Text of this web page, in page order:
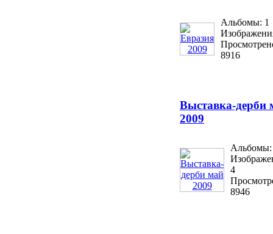
Альбомы: 1
8916
Выставка-дерби
2009
Альбомы:
4
8946